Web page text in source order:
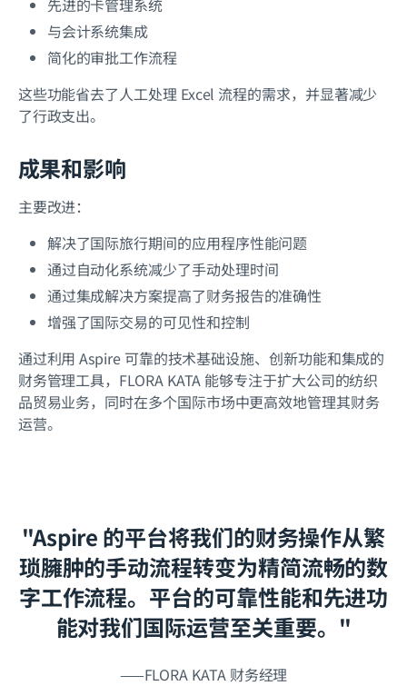
与会计系统集成
简化的审批工作流程
这些功能省去了人工处理 Excel 流程的需求，并显著减少
了行政支出。
成果和影响
主要改进：
解决了国际旅行期间的应用程序性能问题
通过自动化系统减少了手动处理时间
通过集成解决方案提高了财务报告的准确性
增强了国际交易的可见性和控制
通过利用 Aspire 可靠的技术基础设施、创新功能和集成的
财务管理工具，FLORA KATA 能够专注于扩大公司的纺织
品贸易业务，同时在多个国际市场中更高效地管理其财务
运营。
"Aspire 的平台将我们的财务操作从繁
琐臃肿的手动流程转变为精简流畅的数
字工作流程。平台的可靠性能和先进功
能对我们国际运营至关重要。"
——FLORA KATA 财务经理